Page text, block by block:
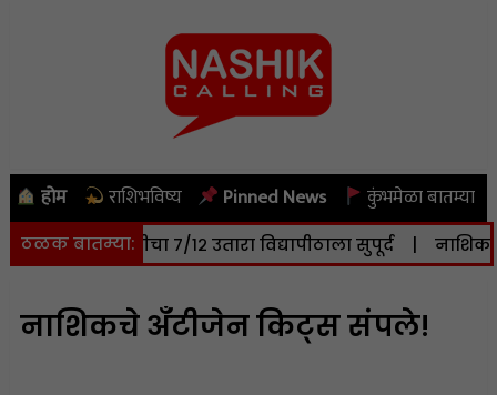
होम राशिभविष्य Pinned News कुंभमेळा बातम्या
ठळक बातम्या:
जमिनीचा ७/१२ उतारा विद्यापीठाला सुपूर्द | नाशिक:
नाशिकचे अँटीजेन किट्स संपले!